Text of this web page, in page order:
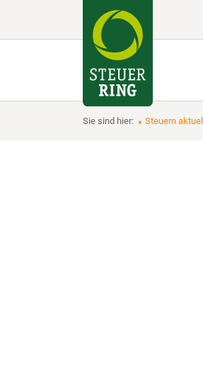
Sie sind hier: Steuern aktuell